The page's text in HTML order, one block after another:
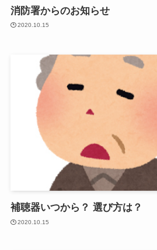
消防署からのお知らせ
2020.10.15
補聴器いつから？ 選び方は？
2020.10.15